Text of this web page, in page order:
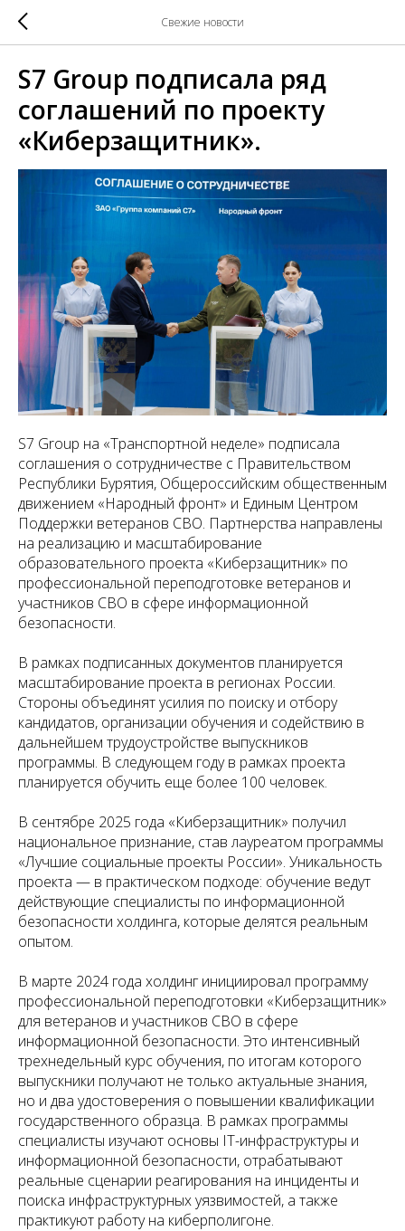
Свежие новости
S7 Group подписала ряд
соглашений по проекту
«Киберзащитник».
S7 Group на «Транспортной неделе» подписала
соглашения о сотрудничестве с Правительством
Республики Бурятия, Общероссийским общественным
движением «Народный фронт» и Единым Центром
Поддержки ветеранов СВО. Партнерства направлены
на реализацию и масштабирование
образовательного проекта «Киберзащитник» по
профессиональной переподготовке ветеранов и
участников СВО в сфере информационной
безопасности.
В рамках подписанных документов планируется
масштабирование проекта в регионах России.
Стороны объединят усилия по поиску и отбору
кандидатов, организации обучения и содействию в
дальнейшем трудоустройстве выпускников
программы. В следующем году в рамках проекта
планируется обучить еще более 100 человек.
В сентябре 2025 года «Киберзащитник» получил
национальное признание, став лауреатом программы
«Лучшие социальные проекты России». Уникальность
проекта — в практическом подходе: обучение ведут
действующие специалисты по информационной
безопасности холдинга, которые делятся реальным
опытом.
В марте 2024 года холдинг инициировал программу
профессиональной переподготовки «Киберзащитник»
для ветеранов и участников СВО в сфере
информационной безопасности. Это интенсивный
трехнедельный курс обучения, по итогам которого
выпускники получают не только актуальные знания,
но и два удостоверения о повышении квалификации
государственного образца. В рамках программы
специалисты изучают основы IT-инфраструктуры и
информационной безопасности, отрабатывают
реальные сценарии реагирования на инциденты и
поиска инфраструктурных уязвимостей, а также
практикуют работу на киберполигоне.